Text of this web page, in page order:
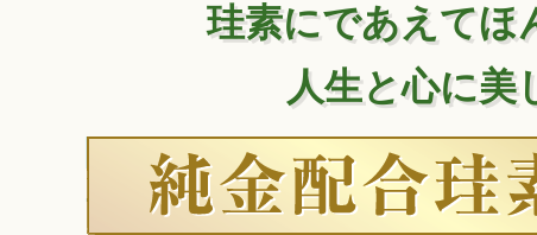
珪素にであえてほ
人生と心に美